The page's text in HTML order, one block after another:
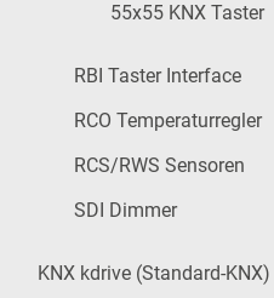
55x55 KNX Taster
RBI Taster Interface
RCO Temperaturregler
RCS/RWS Sensoren
SDI Dimmer
KNX kdrive (Standard-KNX)